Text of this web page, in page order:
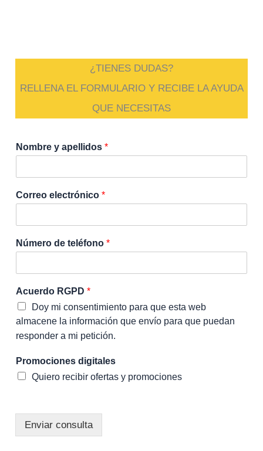
¿TIENES DUDAS?
RELLENA EL FORMULARIO Y RECIBE LA AYUDA
QUE NECESITAS
Nombre y apellidos*
Correo electrónico*
Número de teléfono*
Acuerdo RGPD*
Doy mi consentimiento para que esta web
almacene la información que envío para que puedan
responder a mi petición.
Promociones digitales
Quiero recibir ofertas y promociones
Enviar consulta